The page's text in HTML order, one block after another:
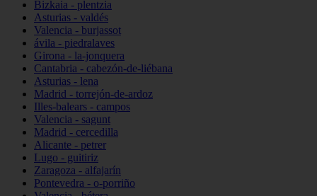
Bizkaia - plentzia
Asturias - valdés
Valencia - burjassot
ávila - piedralaves
Girona - la-jonquera
Cantabria - cabezón-de-liébana
Asturias - lena
Madrid - torrejón-de-ardoz
Illes-balears - campos
Valencia - sagunt
Madrid - cercedilla
Alicante - petrer
Lugo - guitiriz
Zaragoza - alfajarín
Pontevedra - o-porriño